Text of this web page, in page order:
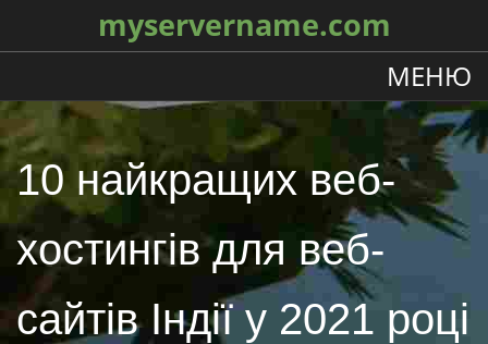
myservername.com
МЕНЮ
10 найкращих веб-
хостингів для веб-
сайтів Індії у 2021 році